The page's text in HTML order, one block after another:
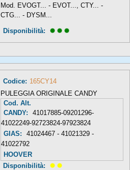
Mod. EVOGT... - EVOT..., CTY... -
CTG... - DYSM...
Disponibilità:
Codice: 165CY14
PULEGGIA ORIGINALE CANDY
Cod. Alt.
CANDY:
41017885-09201296-
41022249-92723824-97923824
GIAS:
41024467 - 41021329 -
41022792
HOOVER
Disponibilità: